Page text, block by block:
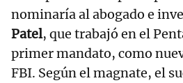
nominaría al abogado e
Patel, que trabajó en el
primer mandato, como
FBI. Según el magnate, el